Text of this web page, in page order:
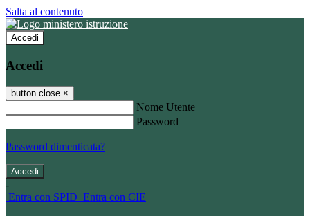
Salta al contenuto
Accedi
Accedi
button close ×
Nome Utente
Password
Password dimenticata?
-
Entra con SPID Entra con CIE